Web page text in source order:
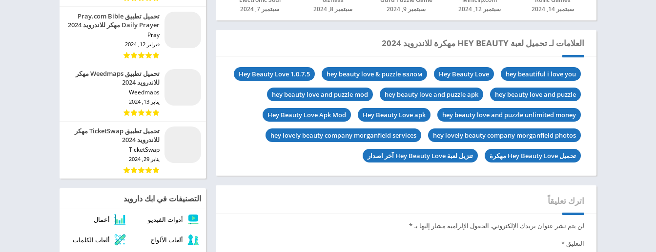
سبتمبر 14, 2024
سبتمبر 12, 2024
سبتمبر 9, 2024
سبتمبر 8, 2024
سبتمبر 7, 2024
العلامات لـ تحميل لعبة HEY BEAUTY مهكرة للاندرويد 2024
hey beautiful i love you
Hey Beauty Love
hey beauty love & puzzle взлом
Hey Beauty Love 1.0.7.5
hey beauty love and puzzle
hey beauty love and puzzle apk
hey beauty love and puzzle mod
hey beauty love and puzzle unlimited money
Hey Beauty Love apk
Hey Beauty Love Apk Mod
hey lovely beauty company morganfield photos
hey lovely beauty company morganfield services
تحميل Hey Beauty Love مهكرة تنزيل لعبة Hey Beauty Love آخر اصدار
اترك تعليقاً
لن يتم نشر عنوان بريدك الإلكتروني. الحقول الإلزامية مشار إليها بـ*
التعليق*
تحميل تطبيق Pray.com Bible
Daily Prayer مهكر للاندرويد 2024
Pray‏
فبراير 12, 2024
تحميل تطبيق Weedmaps مهكر
للاندرويد 2024
Weedmaps‏
يناير 13, 2024
تحميل تطبيق TicketSwap مهكر
للاندرويد 2024
TicketSwap‏
يناير 29, 2024
التصنيفات في ابك دارويد
أدوات الفيديو أعمال
ألعاب الألواح ألعاب الكلمات